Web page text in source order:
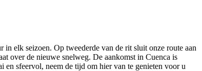
in elk seizoen. Op tweederde van de rit sluit onze route aan
over de nieuwe snelweg. De aankomst in Cuenca is
en sfeervol, neem de tijd om hier van te genieten voor u